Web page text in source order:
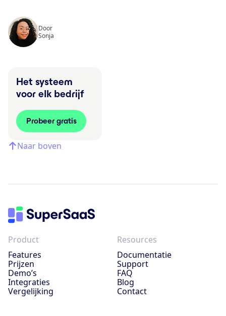
Door
Sonja
Het systeem
voor elk bedrijf
Probeer gratis
Naar boven
Product
Features
Prijzen
Demo’s
Integraties
Vergelijking
Resources
Documentatie
Support
FAQ
Blog
Contact